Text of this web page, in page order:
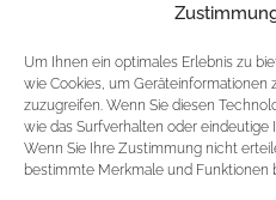
Um Ihnen ein optimales Erlebnis zu
wie Cookies, um
zuzugreifen. Wenn Sie diesen
wie das Surfverhalten oder eindeutige
Wenn Sie Ihre Zustimmung nicht
bestimmte Merkmale und Funktionen
STARTSEITE
INSPIRATION
CAPRICE